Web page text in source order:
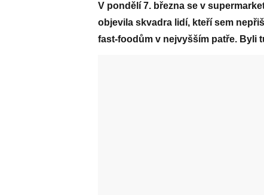
V pondělí 7. března se v
objevila skvadra lidí, kteří sem
fast-foodům v nejvyšším patře. Byli